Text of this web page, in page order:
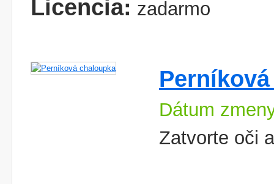
Licencia: zadarmo
Dátum
Zatvorte oči